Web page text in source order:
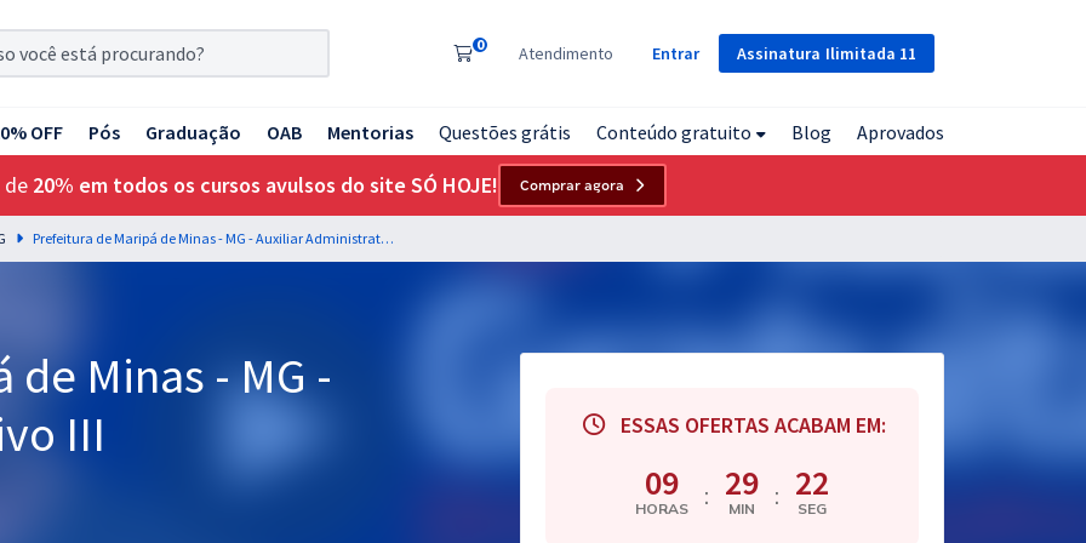
Assinatura Ilimitada 11
0 Atendimento Entrar
OFF Pós Graduação OAB Mentorias Questões grátis Conteúdo gratuito Blog Aprovados
de 20% em todos os cursos avulsos do site SÓ HOJE! Comprar agora
Prefeitura de Maripá de Minas - MG - Auxiliar Administrativo III
Minas - MG -
III
ESSAS OFERTAS ACABAM EM:
09
HORAS : 29
MIN : 21
SEG